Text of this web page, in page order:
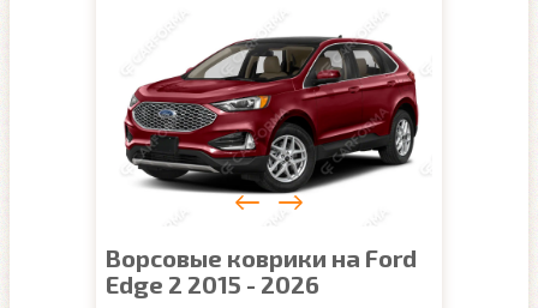
Ворсовые коврики на Ford
Edge 2 2015 - 2026